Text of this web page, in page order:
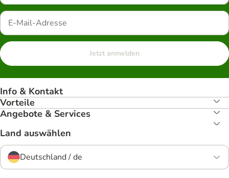
Jetzt anmelden
Info & Kontakt
Vorteile
Angebote & Services
Land auswählen
Deutschland / de